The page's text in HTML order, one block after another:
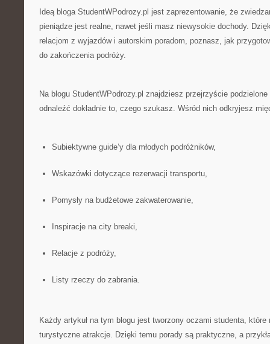
Ideą bloga StudentWPodrozy.pl jest zaprezentowanie, że
pieniądze jest realne, nawet jeśli masz niewysokie dochody.
relacjom z wyjazdów i autorskim poradom, poznasz, jak
do zakończenia podróży.
Na blogu StudentWPodrozy.pl znajdziesz przejrzyście
odnaleźć dokładnie to, czego szukasz. Wśród nich odkryjesz
Subiektywne guide’y dla młodych podróżników,
Wskazówki dotyczące rezerwacji transportu,
Pomysły na budżetowe zakwaterowanie,
Inspiracje na city breaki,
Relacje z podróży,
Listy rzeczy do zabrania.
Każdy artykuł na tym blogu jest tworzony oczami studenta, które
turystyczne atrakcje. Dzięki temu porady są praktyczne, a